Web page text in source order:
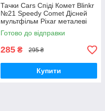
Тачки Cars Спіді Комет Blinkr
№21 Speedy Comet Дісней
мультфільм Pixar металеві
машинки
Готово до відправки
285 ₴ 295 ₴
Купити